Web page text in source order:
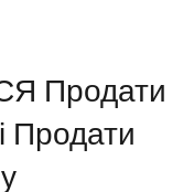
Продати
Продати